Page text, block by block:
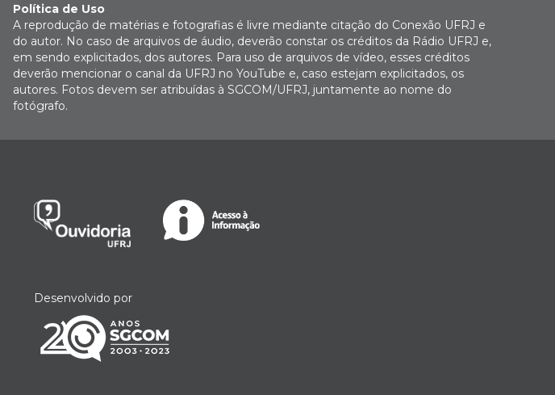
Política de Uso
A reprodução de matérias e fotografias é livre mediante citação do Conexão UFRJ e
do autor. No caso de arquivos de áudio, deverão constar os créditos da Rádio UFRJ e,
em sendo explicitados, dos autores. Para uso de arquivos de vídeo, esses créditos
deverão mencionar o canal da UFRJ no YouTube e, caso estejam explicitados, os
autores. Fotos devem ser atribuídas à SGCOM/UFRJ, juntamente ao nome do
fotógrafo.
Desenvolvido por